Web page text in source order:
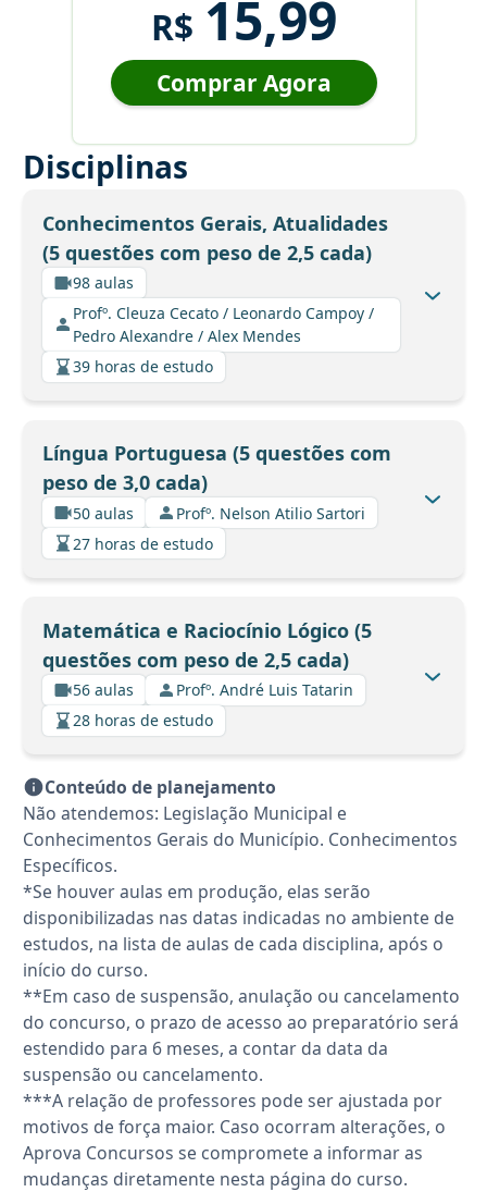
R$ 15,99
Comprar Agora
Disciplinas
Conhecimentos Gerais, Atualidades
(5 questões com peso de 2,5 cada)
98 aulas
Profº. Cleuza Cecato / Leonardo Campoy /
Pedro Alexandre / Alex Mendes
39 horas de estudo
Língua Portuguesa (5 questões com
peso de 3,0 cada)
50 aulas
Profº. Nelson Atilio Sartori
27 horas de estudo
Matemática e Raciocínio Lógico (5
questões com peso de 2,5 cada)
56 aulas
Profº. André Luis Tatarin
28 horas de estudo
Conteúdo de planejamento
Não atendemos: Legislação Municipal e
Conhecimentos Gerais do Município. Conhecimentos
Específicos.
*Se houver aulas em produção, elas serão
disponibilizadas nas datas indicadas no ambiente de
estudos, na lista de aulas de cada disciplina, após o
início do curso.
**Em caso de suspensão, anulação ou cancelamento
do concurso, o prazo de acesso ao preparatório será
estendido para 6 meses, a contar da data da
suspensão ou cancelamento.
***A relação de professores pode ser ajustada por
motivos de força maior. Caso ocorram alterações, o
Aprova Concursos se compromete a informar as
mudanças diretamente nesta página do curso.